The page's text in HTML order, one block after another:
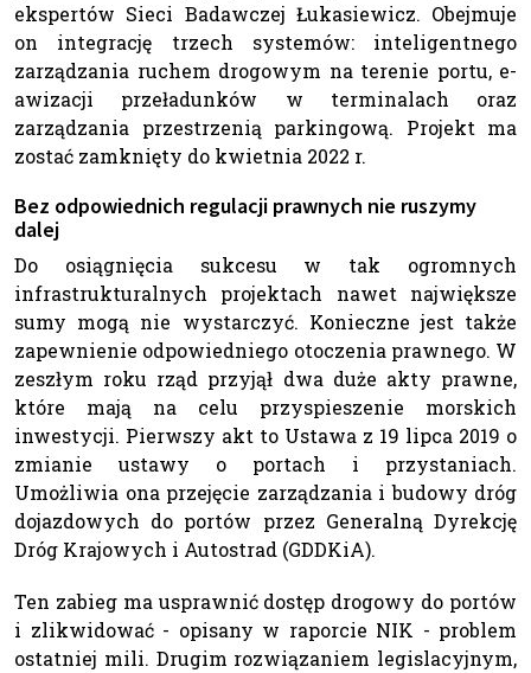
ekspertów Sieci Badawczej Łukasiewicz. Obejmuje
on integrację trzech systemów: inteligentnego
zarządzania ruchem drogowym na terenie portu, e-
awizacji przeładunków w terminalach oraz
zarządzania przestrzenią parkingową. Projekt ma
zostać zamknięty do kwietnia 2022 r.
Bez odpowiednich regulacji prawnych nie ruszymy
dalej
Do osiągnięcia sukcesu w tak ogromnych
infrastrukturalnych projektach nawet największe
sumy mogą nie wystarczyć. Konieczne jest także
zapewnienie odpowiedniego otoczenia prawnego. W
zeszłym roku rząd przyjął dwa duże akty prawne,
które mają na celu przyspieszenie morskich
inwestycji. Pierwszy akt to Ustawa z 19 lipca 2019 o
zmianie ustawy o portach i przystaniach.
Umożliwia ona przejęcie zarządzania i budowy dróg
dojazdowych do portów przez Generalną Dyrekcję
Dróg Krajowych i Autostrad (GDDKiA).
Ten zabieg ma usprawnić dostęp drogowy do portów
i zlikwidować - opisany w raporcie NIK - problem
ostatniej mili. Drugim rozwiązaniem legislacyjnym,